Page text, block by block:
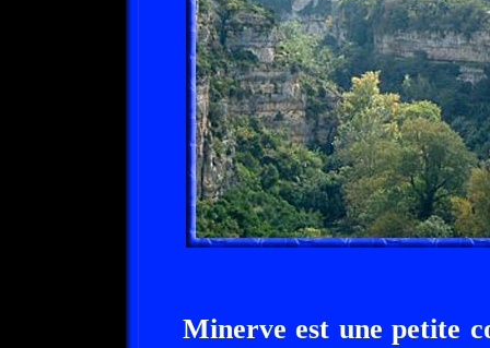
Minerve est une petite